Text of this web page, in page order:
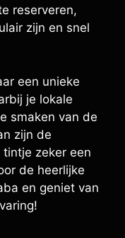
reserveren,
zijn en snel
een unieke
je lokale
smaken van de
zijn de
zeker een
de heerlijke
en geniet van